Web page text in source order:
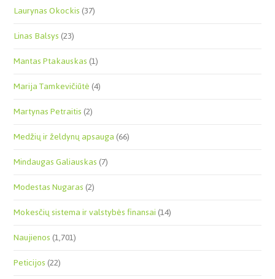
Laurynas Okockis(37)
Linas Balsys(23)
Mantas Ptakauskas(1)
Marija Tamkevičiūtė(4)
Martynas Petraitis(2)
Medžių ir želdynų apsauga(66)
Mindaugas Galiauskas(7)
Modestas Nugaras(2)
Mokesčių sistema ir valstybės finansai(14)
Naujienos(1,701)
Peticijos(22)